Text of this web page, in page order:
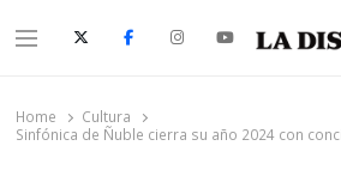
Menu
Home
Cultura
Sinfónica de Ñuble cierra su año 2024 con